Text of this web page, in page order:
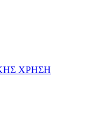
ΧΡΗΣΗ